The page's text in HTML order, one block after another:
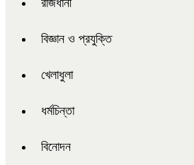
রাজধানী
বিজ্ঞান ও প্রযুক্তি
খেলাধুলা
ধর্মচিন্তা
বিনোদন